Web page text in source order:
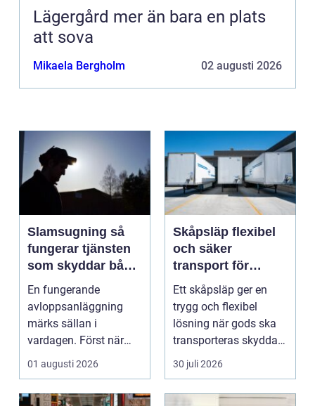
Lägergård mer än bara en plats
att sova
Mikaela Bergholm 02 augusti 2026
Slamsugning så
fungerar tjänsten
som skyddar både
hus och miljö
En fungerande
avloppsanläggning
märks sällan i
vardagen. Först när
brunnar svämmar över,
avlopp börj...
01 augusti 2026
Skåpsläp flexibel
och säker
transport för
företag och
privatpersoner
Ett skåpsläp ger en
trygg och flexibel
lösning när gods ska
transporteras skyddat
mot väder, insyn o...
30 juli 2026